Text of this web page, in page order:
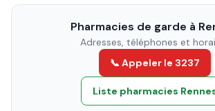
Pharmacies de garde à
Adresses, téléphones et
📞 Appeler le 3237
Liste pharmacies